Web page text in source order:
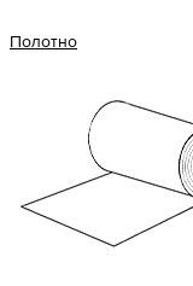
Полотно